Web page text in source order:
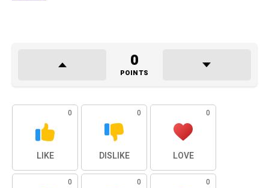
0
POINTS
0
LIKE
0
DISLIKE
0
LOVE
0 0 0